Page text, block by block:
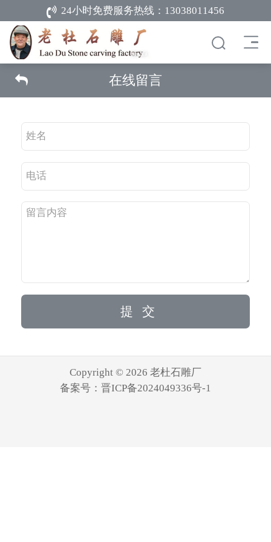
24小时免费服务热线： 13038011456
在线留言
Copyright © 2026 老杜石雕厂
备案号： 晋ICP备2024049336号-1